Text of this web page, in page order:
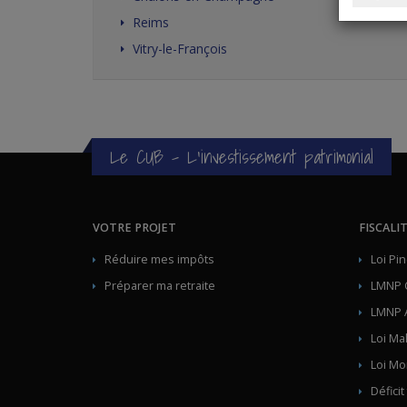
Reims
Vitry-le-François
Le CUB - L'investissement patrimonial
VOTRE PROJET
Réduire mes impôts
Préparer ma retraite
Loi
LMNP
Loi
Loi